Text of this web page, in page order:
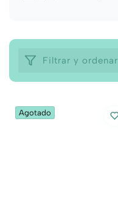
Filtrar y ordenar
Agotado